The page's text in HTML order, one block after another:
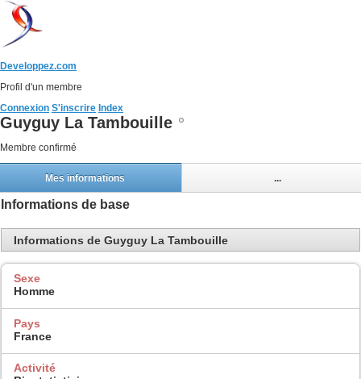
Developpez.com
Profil d'un membre
Connexion S'inscrire Index
Guyguy La Tambouille
Membre confirmé
Mes informations ...
Informations de base
Informations de Guyguy La Tambouille
Sexe
Homme
Pays
France
Activité